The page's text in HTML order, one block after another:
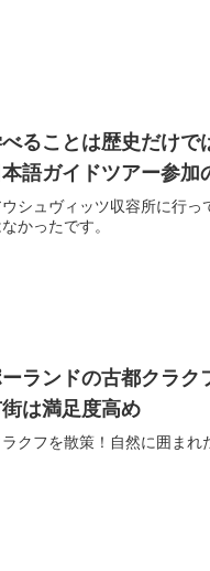
べることは歴史だけ
語ガイドツアー参加
シュヴィッツ収容所に行っ
かったです。
ーランドの古都クラ
は満足度高め
クフを散策！自然に囲まれ